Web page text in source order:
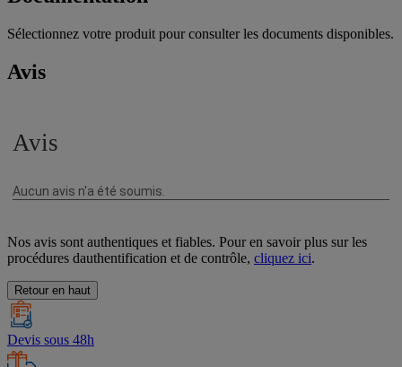
Sélectionnez votre produit pour consulter les documents disponibles.
Avis
Nos avis sont authentiques et fiables. Pour en savoir plus sur les
procédures dauthentification et de contrôle, cliquez ici.
Retour en haut
Devis sous 48h